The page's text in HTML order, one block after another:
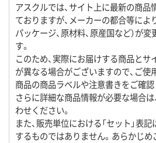
アスクルでは、サイト上に最新の商
ておりますが、メーカーの都合等により
パッケージ、原材料、原産国など）が
す。
このため、実際にお届けする商品と
が異なる場合がございますので、ご
商品の商品ラベルや注意書きをご確認
さらに詳細な商品情報が必要な場合
わせください。
また、販売単位における「セット」表
するものではありません。あらかじめ